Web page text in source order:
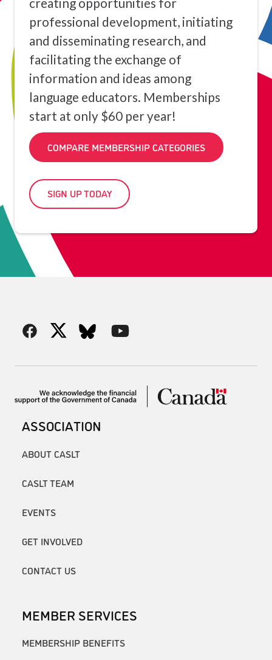
professional development, initiating
and disseminating research, and
facilitating the exchange of
information and ideas among
language educators. Memberships
start at only $60 per year!
COMPARE MEMBERSHIP CATEGORIES
SIGN UP TODAY
ASSOCIATION
ABOUT CASLT
CASLT TEAM
EVENTS
GET INVOLVED
CONTACT US
MEMBER SERVICES
MEMBERSHIP BENEFITS